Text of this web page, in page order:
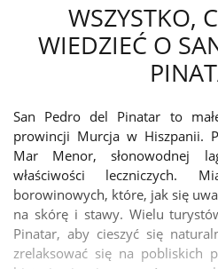
WSZYSTKO,
WIEDZIEĆ O
San Pedro del Pinatar to
prowincji Murcja w Hiszpanii.
Mar Menor, słonowodnej
właściwości leczniczych.
borowinowych, które, jak się
na skórę i stawy. Wielu
Pinatar, aby cieszyć się
zrelaksować się na pobliskich